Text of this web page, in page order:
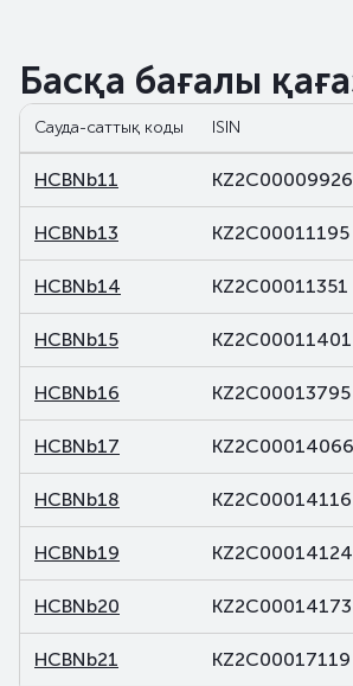
Басқа бағалы
Сауда-саттық коды ISIN
HCBNb11 KZ2C00009926
HCBNb13 KZ2C00011195
HCBNb14 KZ2C00011351
HCBNb15 KZ2C00011401
HCBNb16 KZ2C00013795
HCBNb17 KZ2C00014066
HCBNb18 KZ2C00014116
HCBNb19 KZ2C00014124
HCBNb20 KZ2C00014173
HCBNb21 KZ2C00017119